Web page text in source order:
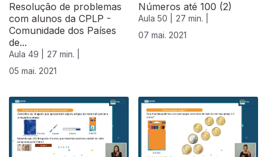
Resolução de problemas
com alunos da CPLP -
Comunidade dos Países
de...
Aula 49 |
27 min. |
05 mai. 2021
Números até 100 (2)
Aula 50 |
27 min. |
07 mai. 2021